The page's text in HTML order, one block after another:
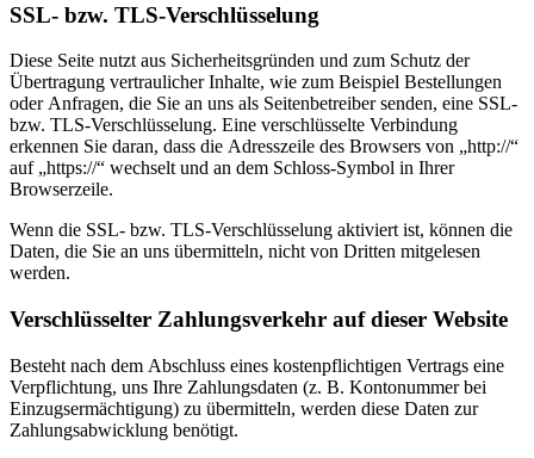
SSL- bzw. TLS-Verschlüsselung
Diese Seite nutzt aus Sicherheitsgründen und zum Schutz der
Übertragung vertraulicher Inhalte, wie zum Beispiel Bestellungen
oder Anfragen, die Sie an uns als Seitenbetreiber senden, eine SSL-
bzw. TLS-Verschlüsselung. Eine verschlüsselte Verbindung
erkennen Sie daran, dass die Adresszeile des Browsers von „http://“
auf „https://“ wechselt und an dem Schloss-Symbol in Ihrer
Browserzeile.
Wenn die SSL- bzw. TLS-Verschlüsselung aktiviert ist, können die
Daten, die Sie an uns übermitteln, nicht von Dritten mitgelesen
werden.
Verschlüsselter Zahlungsverkehr auf dieser Website
Besteht nach dem Abschluss eines kostenpflichtigen Vertrags eine
Verpflichtung, uns Ihre Zahlungsdaten (z. B. Kontonummer bei
Einzugsermächtigung) zu übermitteln, werden diese Daten zur
Zahlungsabwicklung benötigt.